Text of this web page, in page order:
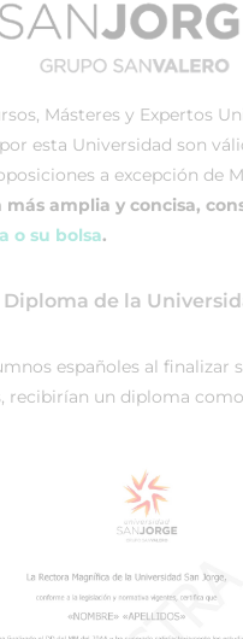
Másteres y Expertos
esta Universidad son
a excepción de
amplia y concisa,
o su bolsa.
de la
españoles al finalizar
recibirían un diploma